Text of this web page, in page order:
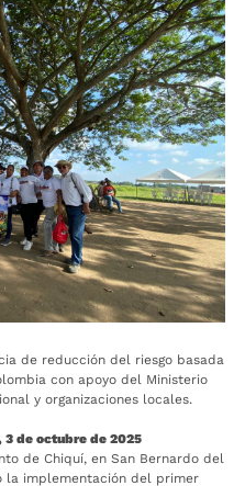
de reducción del riesgo basada
con apoyo del Ministerio
y organizaciones locales.
3 de octubre de 2025
de Chiquí, en San Bernardo del
la implementación del primer